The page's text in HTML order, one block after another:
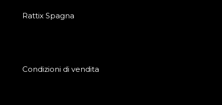
Rattix Spagna
Condizioni di vendita